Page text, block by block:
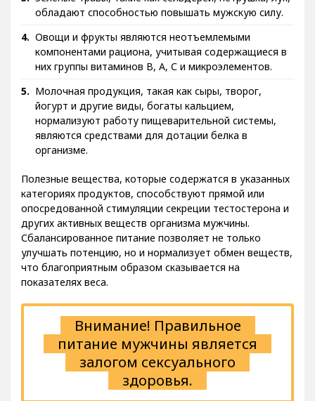
Зеленые травы, такие как сельдерей, петрушка, лук,
обладают способностью повышать мужскую силу.
Овощи и фрукты являются неотъемлемыми
компонентами рациона, учитывая содержащиеся в
них группы витаминов В, А, С и микроэлементов.
Молочная продукция, такая как сыры, творог,
йогурт и другие виды, богаты кальцием,
нормализуют работу пищеварительной системы,
являются средствами для дотации белка в
организме.
Полезные вещества, которые содержатся в указанных
категориях продуктов, способствуют прямой или
опосредованной стимуляции секреции тестостерона и
других активных веществ организма мужчины.
Сбалансированное питание позволяет не только
улучшать потенцию, но и нормализует обмен веществ,
что благоприятным образом сказывается на
Внимание! Правильное
питание мужчины является
залогом сексуального
здоровья.